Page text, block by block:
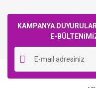
KAMPANYA
E-